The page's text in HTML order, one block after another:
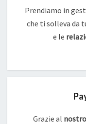
Prendiamo in
che ti solleva da
e le
Grazie al